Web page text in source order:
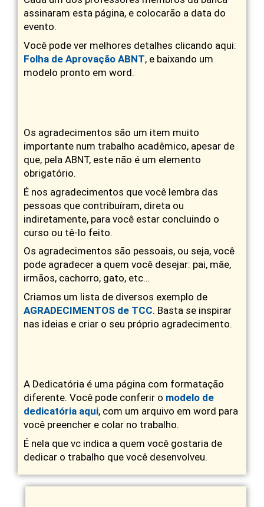
assinaram esta página, e colocarão a data do
evento.
Você pode ver melhores detalhes clicando aqui:
Folha de Aprovação ABNT, e baixando um
modelo pronto em word.
Os agradecimentos são um item muito
importante num trabalho acadêmico, apesar de
que, pela ABNT, este não é um elemento
obrigatório.
É nos agradecimentos que você lembra das
pessoas que contribuíram, direta ou
indiretamente, para você estar concluindo o
curso ou tê-lo feito.
Os agradecimentos são pessoais, ou seja, você
pode agradecer a quem você desejar: pai, mãe,
irmãos, cachorro, gato, etc…
Criamos um lista de diversos exemplo de
AGRADECIMENTOS de TCC. Basta se inspirar
nas ideias e criar o seu próprio agradecimento.
A Dedicatória é uma página com formatação
diferente. Você pode conferir o modelo de
dedicatória aqui, com um arquivo em word para
você preencher e colar no trabalho.
É nela que vc indica a quem você gostaria de
dedicar o trabalho que você desenvolveu.